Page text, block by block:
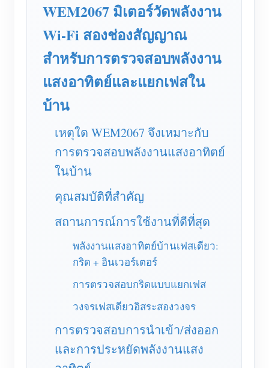
โปรแกรมจำลอง IAMMETER
มิเตอร์เสมือน
ระบบพยากรณ์และจำลองพลังงาน
ตัวตรวจสอบพลังงานระบบโซลาร์ PV
ตัวตรวจสอบการใช้ไฟฟ้า
ระบบควบคุมฮีตเตอร์ PV
ร้านค้า
แหล่งข้อมูล
คู่มือเริ่มต้นใช้งานผลิตภัณฑ์
FAQ
ข่าวสาร
บล็อก
ชุมชน
โปรแกรมผู้ร่วมพัฒนา
ศูนย์ผู้ร่วมพัฒนา
กิจกรรม IAMMETER
ฟอรัม
App Store
สำรวจเว็บไซต์
อันดับ PV
โซลูชัน
ติดต่อ
เกี่ยวกับเรา
WEM2067 มิเตอร์วัดพลังงาน
Wi-Fi สองช่องสัญญาณ
สำหรับการตรวจสอบพลังงาน
แสงอาทิตย์และแยกเฟสใน
บ้าน
เหตุใด WEM2067 จึงเหมาะกับ
การตรวจสอบพลังงานแสงอาทิตย์
ในบ้าน
คุณสมบัติที่สำคัญ
สถานการณ์การใช้งานที่ดีที่สุด
พลังงานแสงอาทิตย์บ้านเฟสเดียว:
กริด + อินเวอร์เตอร์
การตรวจสอบกริดแบบแยกเฟส
วงจรเฟสเดียวอิสระสองวงจร
การตรวจสอบการนำเข้า/ส่งออก
และการประหยัดพลังงานแสง